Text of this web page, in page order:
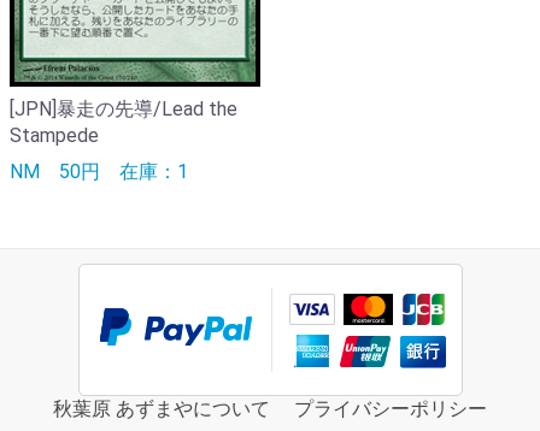
[JPN]暴走の先導/Lead the
Stampede
NM 50円 在庫：1
秋葉原 あずまやについて
プライバシーポリシー